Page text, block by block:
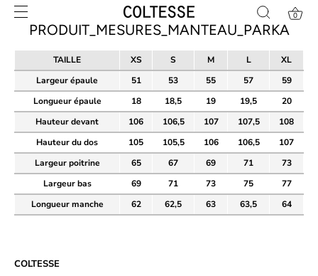
Skip
content
0
PRODUIT_MESURES_MANTEAU_PARKA
TAILLE XS S M L
XL
Largeur épaule
51 53 55 57
59
Longueur épaule
18 18,5 19 19,5
20
Hauteur devant
106 106,5 107 107,5
108
Hauteur du dos
105 105,5 106 106,5
107
Largeur poitrine
65 67 69 71
73
Largeur bas
69 71 73 75
77
Longueur manche
62 62,5 63 63,5 64
COLTESSE